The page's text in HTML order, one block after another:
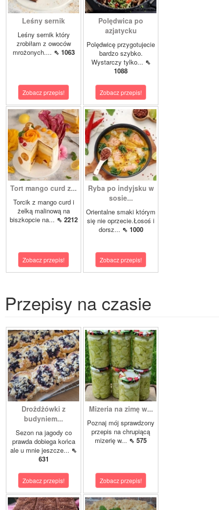
Leśny sernik
Leśny sernik który
zrobiłam z owoców
mrożonych.... ⇖ 1063
Zobacz przepis!
Polędwica po
azjatycku
Polędwicę przygotujecie
bardzo szybko.
Wystarczy tylko... ⇖
1088
Zobacz przepis!
Tort mango curd z...
Torcik z mango curd i
żelką malinową na
biszkopcie na... ⇖ 2212
Zobacz przepis!
Ryba po indyjsku w
sosie...
Orientalne smaki którym
się nie oprzecie.Łosoś i
dorsz... ⇖ 1000
Zobacz przepis!
Przepisy na czasie
Drożdżówki z
budyniem...
Sezon na jagody co
prawda dobiega końca
ale u mnie jeszcze... ⇖
631
Zobacz przepis!
Mizeria na zimę w...
Poznaj mój sprawdzony
przepis na chrupiącą
mizerię w... ⇖ 575
Zobacz przepis!